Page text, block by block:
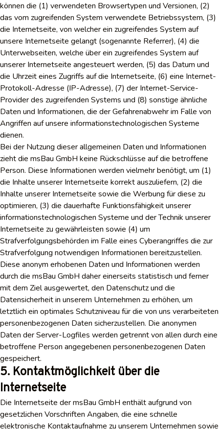
können die (1) verwendeten Browsertypen und Versionen, (2)
das vom zugreifenden System verwendete Betriebssystem, (3)
die Internetseite, von welcher ein zugreifendes System auf
unsere Internetseite gelangt (sogenannte Referrer), (4) die
Unterwebseiten, welche über ein zugreifendes System auf
unserer Internetseite angesteuert werden, (5) das Datum und
die Uhrzeit eines Zugriffs auf die Internetseite, (6) eine Internet-
Protokoll-Adresse (IP-Adresse), (7) der Internet-Service-
Provider des zugreifenden Systems und (8) sonstige ähnliche
Daten und Informationen, die der Gefahrenabwehr im Falle von
Angriffen auf unsere informationstechnologischen Systeme
dienen.
Bei der Nutzung dieser allgemeinen Daten und Informationen
zieht die msBau GmbH keine Rückschlüsse auf die betroffene
Person. Diese Informationen werden vielmehr benötigt, um (1)
die Inhalte unserer Internetseite korrekt auszuliefern, (2) die
Inhalte unserer Internetseite sowie die Werbung für diese zu
optimieren, (3) die dauerhafte Funktionsfähigkeit unserer
informationstechnologischen Systeme und der Technik unserer
Internetseite zu gewährleisten sowie (4) um
Strafverfolgungsbehörden im Falle eines Cyberangriffes die zur
Strafverfolgung notwendigen Informationen bereitzustellen.
Diese anonym erhobenen Daten und Informationen werden
durch die msBau GmbH daher einerseits statistisch und ferner
mit dem Ziel ausgewertet, den Datenschutz und die
Datensicherheit in unserem Unternehmen zu erhöhen, um
letztlich ein optimales Schutzniveau für die von uns verarbeiteten
personenbezogenen Daten sicherzustellen. Die anonymen
Daten der Server-Logfiles werden getrennt von allen durch eine
betroffene Person angegebenen personenbezogenen Daten
gespeichert.
5. Kontaktmöglichkeit über die
Internetseite
Die Internetseite der msBau GmbH enthält aufgrund von
gesetzlichen Vorschriften Angaben, die eine schnelle
elektronische Kontaktaufnahme zu unserem Unternehmen sowie